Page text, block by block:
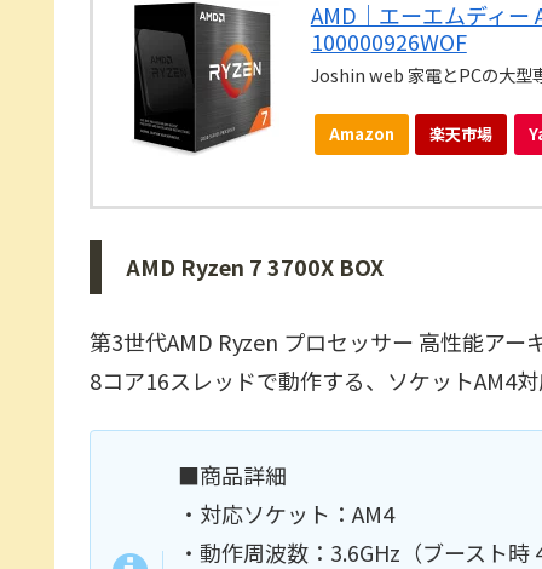
AMD｜エーエムディー
100000926WOF
Joshin web 家電とPCの大型
Amazon 楽天市場
AMD Ryzen 7 3700X BOX
第3世代AMD Ryzen プロセッサー 高性能ア
8コア16スレッドで動作する、ソケットAM4
■商品詳細
・対応ソケット：AM4
・動作周波数：3.6GHz（ブースト時